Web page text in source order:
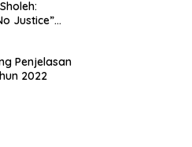
Justice”
Penjelasan
2022